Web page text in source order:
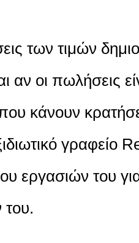
των τιμών
αν οι πωλήσεις
κάνουν
γραφείο
εργασιών του